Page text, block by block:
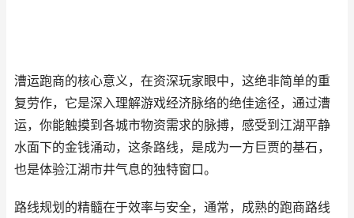
漕运跑商的核心意义，在资深玩家眼中，这绝非简单的重
复劳作，它是深入理解游戏经济脉络的绝佳途径，通过漕
运，你能触摸到各城市物资需求的脉搏，感受到江湖平静
水面下的金钱涌动，这条路线，是成为一方巨贾的基石，
也是体验江湖市井气息的独特窗口。
路线规划的精髓在于效率与安全，通常，成熟的跑商路线